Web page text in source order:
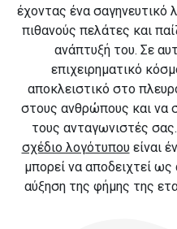
έχοντας ένα σαγηνευτικό
πιθανούς πελάτες και
ανάπτυξή του. Σε
επιχειρηματικό
αποκλειστικό στο
στους ανθρώπους και να
τους ανταγωνιστές
σχέδιο λογότυπου είναι
μπορεί να αποδειχτεί ως
αύξηση της φήμης της